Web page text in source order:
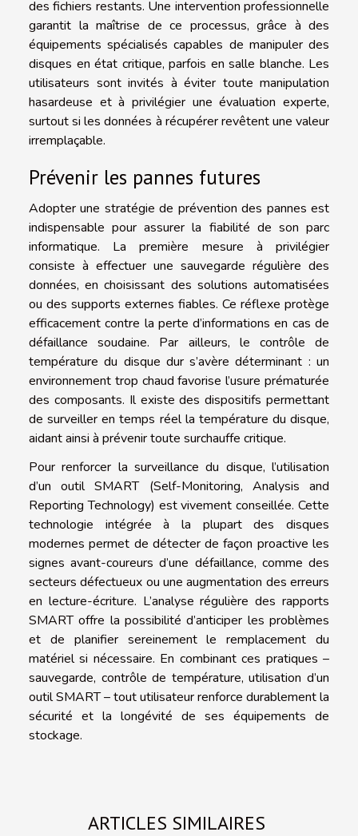
des fichiers restants. Une intervention professionnelle
garantit la maîtrise de ce processus, grâce à des
équipements spécialisés capables de manipuler des
disques en état critique, parfois en salle blanche. Les
utilisateurs sont invités à éviter toute manipulation
hasardeuse et à privilégier une évaluation experte,
surtout si les données à récupérer revêtent une valeur
irremplaçable.
Prévenir les pannes futures
Adopter une stratégie de prévention des pannes est
indispensable pour assurer la fiabilité de son parc
informatique. La première mesure à privilégier
consiste à effectuer une sauvegarde régulière des
données, en choisissant des solutions automatisées
ou des supports externes fiables. Ce réflexe protège
efficacement contre la perte d’informations en cas de
défaillance soudaine. Par ailleurs, le contrôle de
température du disque dur s’avère déterminant : un
environnement trop chaud favorise l’usure prématurée
des composants. Il existe des dispositifs permettant
de surveiller en temps réel la température du disque,
aidant ainsi à prévenir toute surchauffe critique.
Pour renforcer la surveillance du disque, l’utilisation
d’un outil SMART (Self-Monitoring, Analysis and
Reporting Technology) est vivement conseillée. Cette
technologie intégrée à la plupart des disques
modernes permet de détecter de façon proactive les
signes avant-coureurs d’une défaillance, comme des
secteurs défectueux ou une augmentation des erreurs
en lecture-écriture. L’analyse régulière des rapports
SMART offre la possibilité d’anticiper les problèmes
et de planifier sereinement le remplacement du
matériel si nécessaire. En combinant ces pratiques –
sauvegarde, contrôle de température, utilisation d’un
outil SMART – tout utilisateur renforce durablement la
sécurité et la longévité de ses équipements de
stockage.
ARTICLES SIMILAIRES